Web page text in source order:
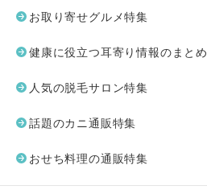
お取り寄せグルメ特集
健康に役立つ耳寄り情報のまとめ
人気の脱毛サロン特集
話題のカニ通販特集
おせち料理の通販特集